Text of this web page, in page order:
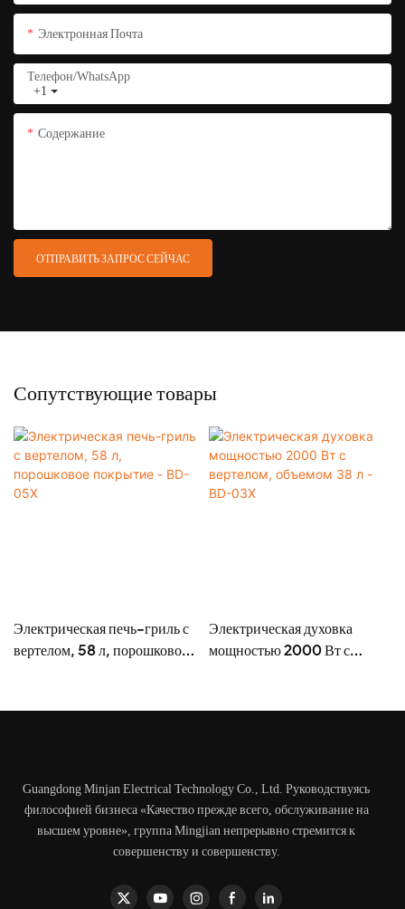
Электронная Почта
+1
Телефон/WhatsApp
Содержание
ОТПРАВИТЬ ЗАПРОС СЕЙЧАС
Сопутствующие товары
Электрическая печь-гриль с
вертелом, 58 л, порошковое
Электрическая духовка
мощностью 2000 Вт с
Guangdong Minjan Electrical Technology Co., Ltd. Руководствуясь
философией бизнеса «Качество прежде всего, обслуживание на
высшем уровне», группа Mingjian непрерывно стремится к
совершенству и совершенству.